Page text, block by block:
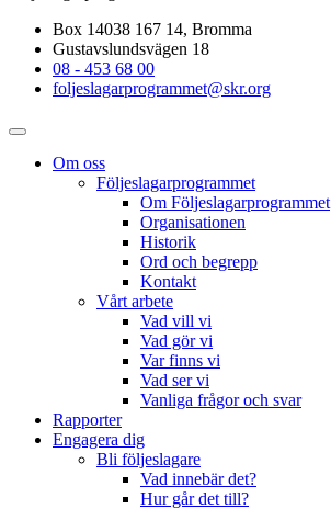
Box 14038 167 14, Bromma
Gustavslundsvägen 18
08 - 453 68 00
foljeslagarprogrammet@skr.org
Om oss
Följeslagarprogrammet
Om Följeslagarprogrammet
Organisationen
Historik
Ord och begrepp
Kontakt
Vårt arbete
Vad vill vi
Vad gör vi
Var finns vi
Vad ser vi
Vanliga frågor och svar
Rapporter
Engagera dig
Bli följeslagare
Vad innebär det?
Hur går det till?